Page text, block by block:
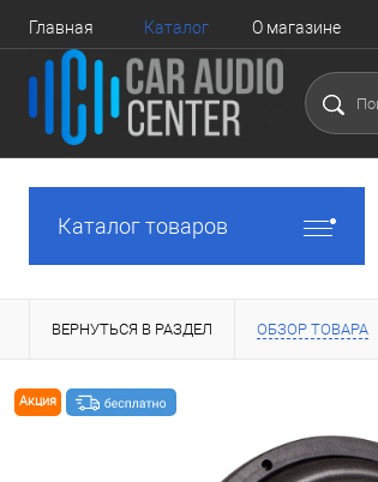
Главная Каталог О магазине
Каталог товаров
ВЕРНУТЬСЯ В РАЗДЕЛ ОБЗОР ТОВАРА
Акция